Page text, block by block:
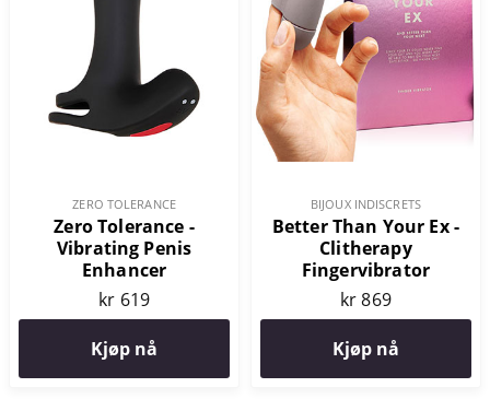
ZERO TOLERANCE
Zero Tolerance -
Vibrating Penis
Enhancer
kr 619
Kjøp nå
BIJOUX INDISCRETS
Better Than Your Ex -
Clitherapy
Fingervibrator
kr 869
Kjøp nå